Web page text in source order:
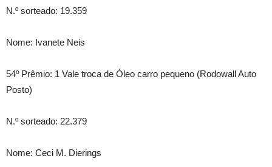
N.º sorteado: 19.359
Nome: Ivanete Neis
54º Prêmio: 1 Vale troca de Óleo carro pequeno (Rodowall Auto
Posto)
N.º sorteado: 22.379
Nome: Ceci M. Dierings